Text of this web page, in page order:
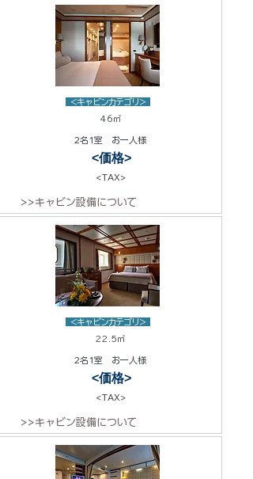
<キャビンカテゴリ>
46㎡
2名1室 お一人様
<価格>
<TAX>
>>キャビン設備について
<キャビンカテゴリ>
22.5㎡
2名1室 お一人様
<価格>
<TAX>
>>キャビン設備について